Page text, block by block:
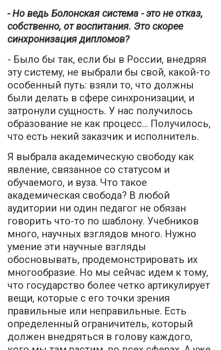
- Но ведь Болонская система - это не отказ,
собственно, от воспитания. Это скорее
синхронизация дипломов?
- Было бы так, если бы в России, внедряя
эту систему, не выбрали бы свой, какой-то
особенный путь: взяли то, что должны
были делать в сфере синхронизации, и
затронули сущность. У нас получилось
образование не как процесс… Получилось,
что есть некий заказчик и исполнитель.
Я выбрала академическую свободу как
явление, связанное со статусом и
обучаемого, и вуза. Что такое
академическая свобода? В любой
аудитории ни один педагог не обязан
говорить что-то по шаблону. Учебников
много, научных взглядов много. Нужно
умение эти научные взгляды
обосновывать, продемонстрировать их
многообразие. Но мы сейчас идем к тому,
что государство более четко артикулирует
вещи, которые с его точки зрения
правильные или неправильные. Есть
определенный ограничитель, который
должен внедряться в голову каждого,